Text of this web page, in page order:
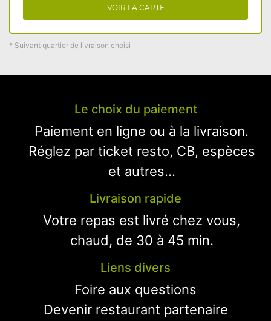
VOIR LA CARTE
* Suivant quartier de livraison choisi
Le choix du paiement
Paiement en ligne ou à la livraison.
Réglez par ticket resto, CB, espèces
et autres...
Livraison rapide
Votre repas est livré chez vous,
chaud, de 30 à 45 min.
Liens divers
Foire aux questions
Devenir restaurant partenaire